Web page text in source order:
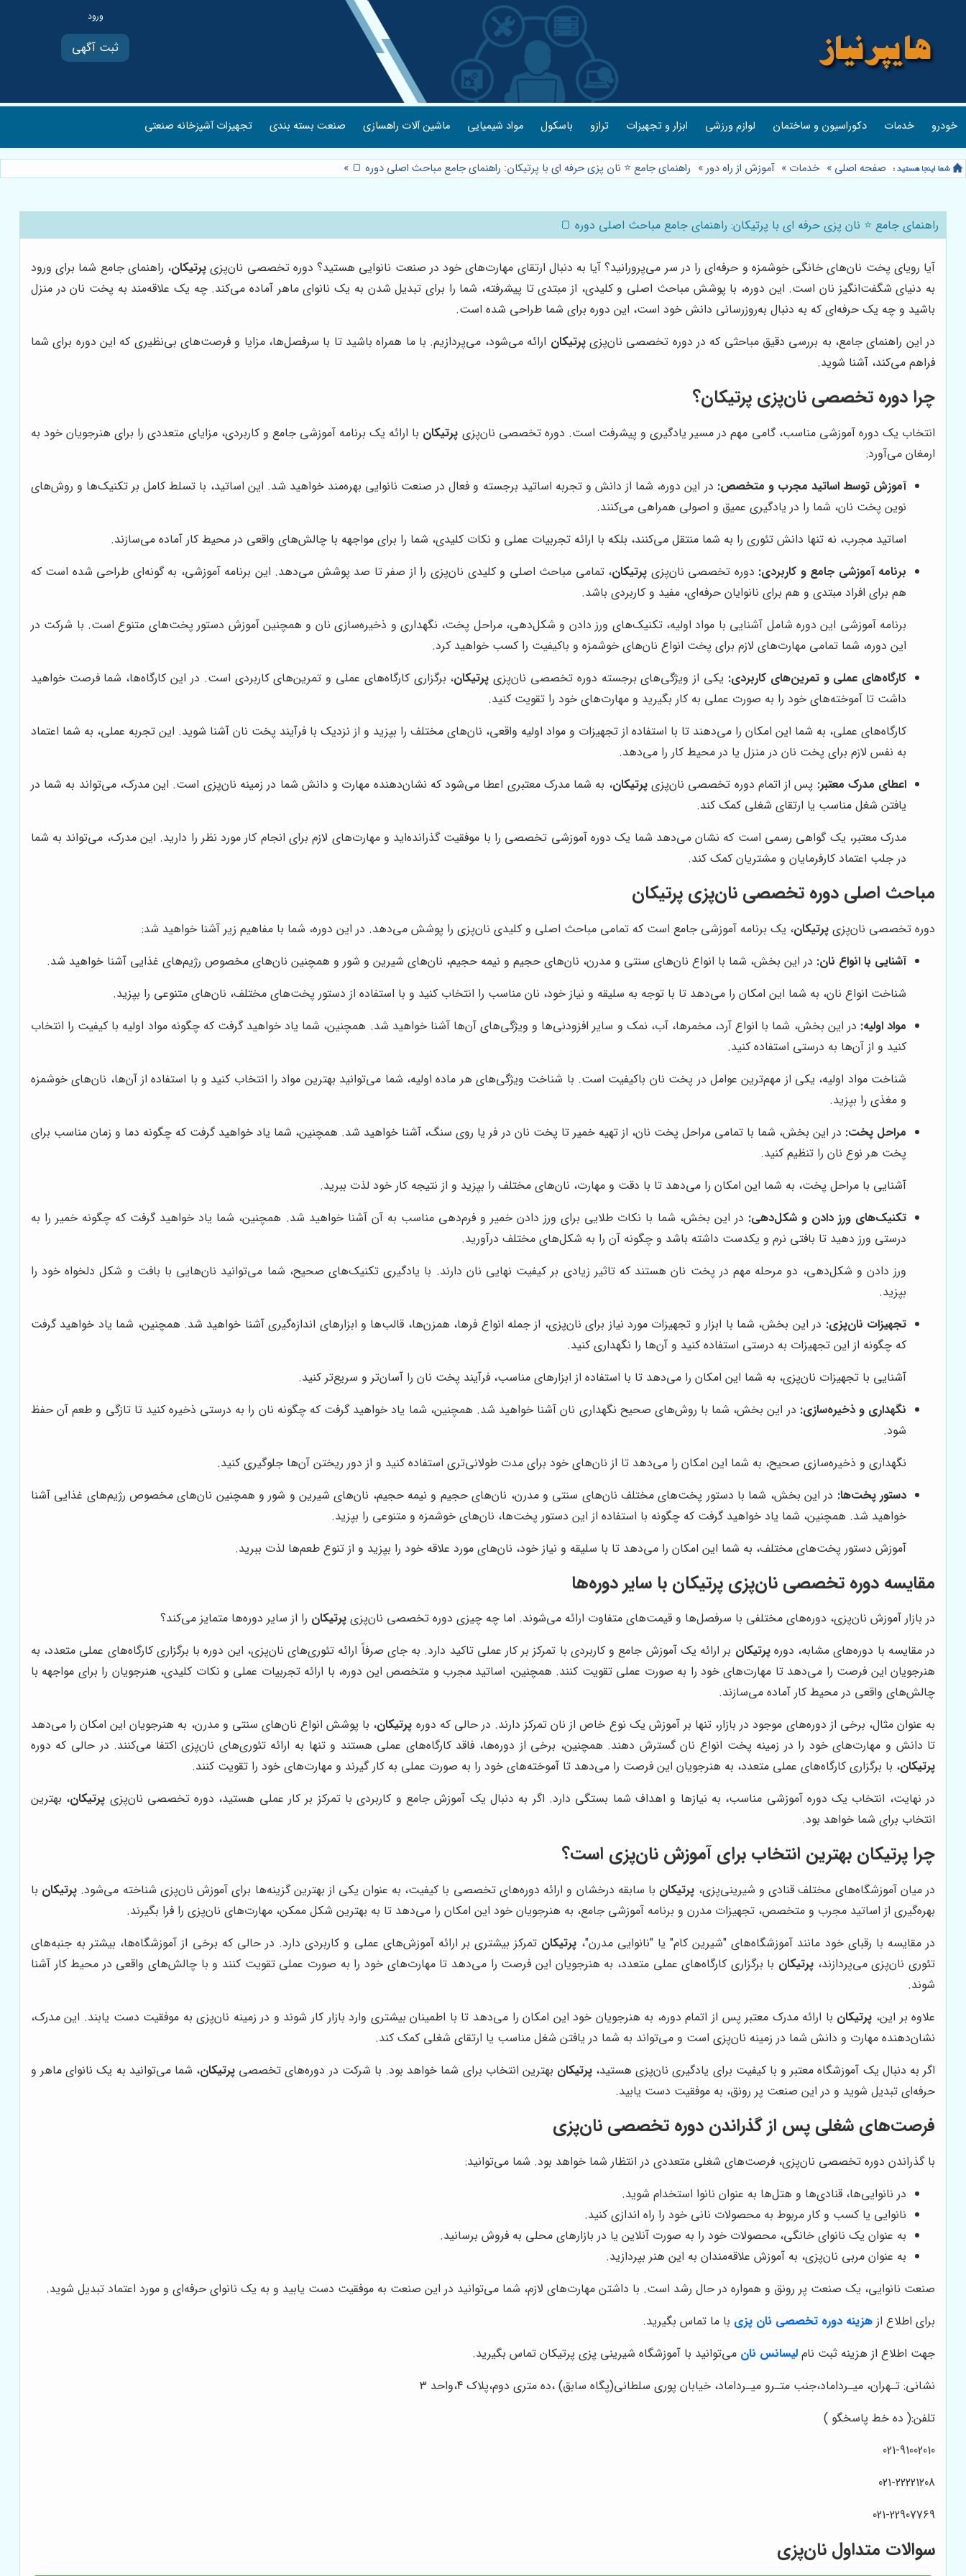
ثبت آگهی
خودرو خدمات دکوراسیون و ساختمان لوازم ورزشی ابزار و تجهیزات ترازو باسکول مواد شیمیایی ماشین آلات راهسازی صنعت بسته بندی تجهیزات آشپزخانه صنعتی
صفحه اصلی » خدمات » آموزش از راه دور» راهنمای جامع ⭐️ نان پزی حرفه ای با پرتیکان: راهنمای جامع مباحث اصلی دوره 🍞 »
راهنمای جامع ⭐️ نان پزی حرفه ای با پرتیکان: راهنمای جامع مباحث اصلی دوره 🍞
آیا رویای پخت نان‌های خانگی خوشمزه و حرفه‌ای را در سر می‌پرورانید؟ آیا به دنبال ارتقای مهارت‌های خود در صنعت نانوایی هستید؟ دوره تخصصی نان‌پزی پرتیکان، راهنمای جامع شما برای ورود
به دنیای شگفت‌انگیز نان است. این دوره، با پوشش مباحث اصلی و کلیدی، از مبتدی تا پیشرفته، شما را برای تبدیل شدن به یک نانوای ماهر آماده می‌کند. چه یک علاقه‌مند به پخت نان در منزل
باشید و چه یک حرفه‌ای که به دنبال به‌روزرسانی دانش خود است، این دوره برای شما طراحی شده است.
در این راهنمای جامع، به بررسی دقیق مباحثی که در دوره تخصصی نان‌پزیپرتیکان ارائه می‌شود، می‌پردازیم. با ما همراه باشید تا با سرفصل‌ها، مزایا و فرصت‌های بی‌نظیری که این دوره برای شما
فراهم می‌کند، آشنا شوید.
چرا دوره تخصصی نان‌پزی پرتیکان؟
انتخاب یک دوره آموزشی مناسب، گامی مهم در مسیر یادگیری و پیشرفت است. دوره تخصصی نان‌پزی پرتیکان با ارائه یک برنامه آموزشی جامع و کاربردی، مزایای متعددی را برای هنرجویان خود به
ارمغان می‌آورد:
آموزش توسط اساتید مجرب و متخصص: در این دوره، شما از دانش و تجربه اساتید برجسته و فعال در صنعت نانوایی بهره‌مند خواهید شد. این اساتید، با تسلط کامل بر تکنیک‌ها و روش‌های
نوین پخت نان، شما را در یادگیری عمیق و اصولی همراهی می‌کنند.
اساتید مجرب، نه تنها دانش تئوری را به شما منتقل می‌کنند، بلکه با ارائه تجربیات عملی و نکات کلیدی، شما را برای مواجهه با چالش‌های واقعی در محیط کار آماده می‌سازند.
برنامه آموزشی جامع و کاربردی: دوره تخصصی نان‌پزی پرتیکان، تمامی مباحث اصلی و کلیدی نان‌پزی را از صفر تا صد پوشش می‌دهد. این برنامه آموزشی، به گونه‌ای طراحی شده است که
هم برای افراد مبتدی و هم برای نانوایان حرفه‌ای، مفید و کاربردی باشد.
برنامه آموزشی این دوره شامل آشنایی با مواد اولیه، تکنیک‌های ورز دادن و شکل‌دهی، مراحل پخت، نگهداری و ذخیره‌سازی نان و همچنین آموزش دستور پخت‌های متنوع است. با شرکت در
این دوره، شما تمامی مهارت‌های لازم برای پخت انواع نان‌های خوشمزه و باکیفیت را کسب خواهید کرد.
کارگاه‌های عملی و تمرین‌های کاربردی: یکی از ویژگی‌های برجسته دوره تخصصی نان‌پزی پرتیکان، برگزاری کارگاه‌های عملی و تمرین‌های کاربردی است. در این کارگاه‌ها، شما فرصت خواهید
داشت تا آموخته‌های خود را به صورت عملی به کار بگیرید و مهارت‌های خود را تقویت کنید.
کارگاه‌های عملی، به شما این امکان را می‌دهند تا با استفاده از تجهیزات و مواد اولیه واقعی، نان‌های مختلف را بپزید و از نزدیک با فرآیند پخت نان آشنا شوید. این تجربه عملی، به شما اعتماد
به نفس لازم برای پخت نان در منزل یا در محیط کار را می‌دهد.
اعطای مدرک معتبر: پس از اتمام دوره تخصصی نان‌پزیپرتیکان، به شما مدرک معتبری اعطا می‌شود که نشان‌دهنده مهارت و دانش شما در زمینه نان‌پزی است. این مدرک، می‌تواند به شما در
یافتن شغل مناسب یا ارتقای شغلی کمک کند.
مدرک معتبر، یک گواهی رسمی است که نشان می‌دهد شما یک دوره آموزشی تخصصی را با موفقیت گذرانده‌اید و مهارت‌های لازم برای انجام کار مورد نظر را دارید. این مدرک، می‌تواند به شما
در جلب اعتماد کارفرمایان و مشتریان کمک کند.
مباحث اصلی دوره تخصصی نان‌پزی پرتیکان
دوره تخصصی نان‌پزی پرتیکان، یک برنامه آموزشی جامع است که تمامی مباحث اصلی و کلیدی نان‌پزی را پوشش می‌دهد. در این دوره، شما با مفاهیم زیر آشنا خواهید شد:
آشنایی با انواع نان: در این بخش، شما با انواع نان‌های سنتی و مدرن، نان‌های حجیم و نیمه حجیم، نان‌های شیرین و شور و همچنین نان‌های مخصوص رژیم‌های غذایی آشنا خواهید شد.
شناخت انواع نان، به شما این امکان را می‌دهد تا با توجه به سلیقه و نیاز خود، نان مناسب را انتخاب کنید و با استفاده از دستور پخت‌های مختلف، نان‌های متنوعی را بپزید.
مواد اولیه: در این بخش، شما با انواع آرد، مخمرها، آب، نمک و سایر افزودنی‌ها و ویژگی‌های آن‌ها آشنا خواهید شد. همچنین، شما یاد خواهید گرفت که چگونه مواد اولیه با کیفیت را انتخاب
کنید و از آن‌ها به درستی استفاده کنید.
شناخت مواد اولیه، یکی از مهم‌ترین عوامل در پخت نان باکیفیت است. با شناخت ویژگی‌های هر ماده اولیه، شما می‌توانید بهترین مواد را انتخاب کنید و با استفاده از آن‌ها، نان‌های خوشمزه
و مغذی را بپزید.
مراحل پخت: در این بخش، شما با تمامی مراحل پخت نان، از تهیه خمیر تا پخت نان در فر یا روی سنگ، آشنا خواهید شد. همچنین، شما یاد خواهید گرفت که چگونه دما و زمان مناسب برای
پخت هر نوع نان را تنظیم کنید.
آشنایی با مراحل پخت، به شما این امکان را می‌دهد تا با دقت و مهارت، نان‌های مختلف را بپزید و از نتیجه کار خود لذت ببرید.
تکنیک‌های ورز دادن و شکل‌دهی: در این بخش، شما با نکات طلایی برای ورز دادن خمیر و فرم‌دهی مناسب به آن آشنا خواهید شد. همچنین، شما یاد خواهید گرفت که چگونه خمیر را به
درستی ورز دهید تا بافتی نرم و یکدست داشته باشد و چگونه آن را به شکل‌های مختلف درآورید.
ورز دادن و شکل‌دهی، دو مرحله مهم در پخت نان هستند که تاثیر زیادی بر کیفیت نهایی نان دارند. با یادگیری تکنیک‌های صحیح، شما می‌توانید نان‌هایی با بافت و شکل دلخواه خود را
بپزید.
تجهیزات نان‌پزی: در این بخش، شما با ابزار و تجهیزات مورد نیاز برای نان‌پزی، از جمله انواع فرها، همزن‌ها، قالب‌ها و ابزارهای اندازه‌گیری آشنا خواهید شد. همچنین، شما یاد خواهید گرفت
که چگونه از این تجهیزات به درستی استفاده کنید و آن‌ها را نگهداری کنید.
آشنایی با تجهیزات نان‌پزی، به شما این امکان را می‌دهد تا با استفاده از ابزارهای مناسب، فرآیند پخت نان را آسان‌تر و سریع‌تر کنید.
نگهداری و ذخیره‌سازی: در این بخش، شما با روش‌های صحیح نگهداری نان آشنا خواهید شد. همچنین، شما یاد خواهید گرفت که چگونه نان را به درستی ذخیره کنید تا تازگی و طعم آن حفظ
شود.
نگهداری و ذخیره‌سازی صحیح، به شما این امکان را می‌دهد تا از نان‌های خود برای مدت طولانی‌تری استفاده کنید و از دور ریختن آن‌ها جلوگیری کنید.
دستور پخت‌ها: در این بخش، شما با دستور پخت‌های مختلف نان‌های سنتی و مدرن، نان‌های حجیم و نیمه حجیم، نان‌های شیرین و شور و همچنین نان‌های مخصوص رژیم‌های غذایی آشنا
خواهید شد. همچنین، شما یاد خواهید گرفت که چگونه با استفاده از این دستور پخت‌ها، نان‌های خوشمزه و متنوعی را بپزید.
آموزش دستور پخت‌های مختلف، به شما این امکان را می‌دهد تا با سلیقه و نیاز خود، نان‌های مورد علاقه خود را بپزید و از تنوع طعم‌ها لذت ببرید.
مقایسه دوره تخصصی نان‌پزی پرتیکان با سایر دوره‌ها
در بازار آموزش نان‌پزی، دوره‌های مختلفی با سرفصل‌ها و قیمت‌های متفاوت ارائه می‌شوند. اما چه چیزی دوره تخصصی نان‌پزی پرتیکان را از سایر دوره‌ها متمایز می‌کند؟
در مقایسه با دوره‌های مشابه، دورهپرتیکان بر ارائه یک آموزش جامع و کاربردی با تمرکز بر کار عملی تاکید دارد. به جای صرفاً ارائه تئوری‌های نان‌پزی، این دوره با برگزاری کارگاه‌های عملی متعدد، به
هنرجویان این فرصت را می‌دهد تا مهارت‌های خود را به صورت عملی تقویت کنند. همچنین، اساتید مجرب و متخصص این دوره، با ارائه تجربیات عملی و نکات کلیدی، هنرجویان را برای مواجهه با
چالش‌های واقعی در محیط کار آماده می‌سازند.
به عنوان مثال، برخی از دوره‌های موجود در بازار، تنها بر آموزش یک نوع خاص از نان تمرکز دارند. در حالی که دوره پرتیکان، با پوشش انواع نان‌های سنتی و مدرن، به هنرجویان این امکان را می‌دهد
تا دانش و مهارت‌های خود را در زمینه پخت انواع نان گسترش دهند. همچنین، برخی از دوره‌ها، فاقد کارگاه‌های عملی هستند و تنها به ارائه تئوری‌های نان‌پزی اکتفا می‌کنند. در حالی که دوره
پرتیکان، با برگزاری کارگاه‌های عملی متعدد، به هنرجویان این فرصت را می‌دهد تا آموخته‌های خود را به صورت عملی به کار گیرند و مهارت‌های خود را تقویت کنند.
در نهایت، انتخاب یک دوره آموزشی مناسب، به نیازها و اهداف شما بستگی دارد. اگر به دنبال یک آموزش جامع و کاربردی با تمرکز بر کار عملی هستید، دوره تخصصی نان‌پزی پرتیکان، بهترین
انتخاب برای شما خواهد بود.
چرا پرتیکان بهترین انتخاب برای آموزش نان‌پزی است؟
در میان آموزشگاه‌های مختلف قنادی و شیرینی‌پزی، پرتیکان با سابقه درخشان و ارائه دوره‌های تخصصی با کیفیت، به عنوان یکی از بهترین گزینه‌ها برای آموزش نان‌پزی شناخته می‌شود. پرتیکان با
بهره‌گیری از اساتید مجرب و متخصص، تجهیزات مدرن و برنامه آموزشی جامع، به هنرجویان خود این امکان را می‌دهد تا به بهترین شکل ممکن، مهارت‌های نان‌پزی را فرا بگیرند.
در مقایسه با رقبای خود مانند آموزشگاه‌های "شیرین کام" یا "نانوایی مدرن"، پرتیکان تمرکز بیشتری بر ارائه آموزش‌های عملی و کاربردی دارد. در حالی که برخی از آموزشگاه‌ها، بیشتر به جنبه‌های
تئوری نان‌پزی می‌پردازند، پرتیکان با برگزاری کارگاه‌های عملی متعدد، به هنرجویان این فرصت را می‌دهد تا مهارت‌های خود را به صورت عملی تقویت کنند و با چالش‌های واقعی در محیط کار آشنا
شوند.
علاوه بر این، پرتیکان با ارائه مدرک معتبر پس از اتمام دوره، به هنرجویان خود این امکان را می‌دهد تا با اطمینان بیشتری وارد بازار کار شوند و در زمینه نان‌پزی به موفقیت دست یابند. این مدرک،
نشان‌دهنده مهارت و دانش شما در زمینه نان‌پزی است و می‌تواند به شما در یافتن شغل مناسب یا ارتقای شغلی کمک کند.
اگر به دنبال یک آموزشگاه معتبر و با کیفیت برای یادگیری نان‌پزی هستید، پرتیکان بهترین انتخاب برای شما خواهد بود. با شرکت در دوره‌های تخصصی پرتیکان، شما می‌توانید به یک نانوای ماهر و
حرفه‌ای تبدیل شوید و در این صنعت پر رونق، به موفقیت دست یابید.
فرصت‌های شغلی پس از گذراندن دوره تخصصی نان‌پزی
با گذراندن دوره تخصصی نان‌پزی، فرصت‌های شغلی متعددی در انتظار شما خواهد بود. شما می‌توانید:
در نانوایی‌ها، قنادی‌ها و هتل‌ها به عنوان نانوا استخدام شوید.
نانوایی یا کسب و کار مربوط به محصولات نانی خود را راه اندازی کنید.
به عنوان یک نانوای خانگی، محصولات خود را به صورت آنلاین یا در بازارهای محلی به فروش برسانید.
به عنوان مربی نان‌پزی، به آموزش علاقه‌مندان به این هنر بپردازید.
صنعت نانوایی، یک صنعت پر رونق و همواره در حال رشد است. با داشتن مهارت‌های لازم، شما می‌توانید در این صنعت به موفقیت دست یابید و به یک نانوای حرفه‌ای و مورد اعتماد تبدیل شوید.
برای اطلاع از هزینه دوره تخصصی نان پزی با ما تماس بگیرید.
جهت اطلاع از هزینه ثبت نام لیسانس نان می‌توانید با آموزشگاه شیرینی پزی پرتیکان تماس بگیرید.
نشانی: تـهران، میـرداماد،جنب متـرو میـرداماد، خیابان پوری سلطانی(پگاه سابق) ،ده متری دوم،پلاک 4،واحد 3
تلفن:( ده خط پاسخگو )
021-91002010
021-22221208
021-22907769
سوالات متداول نان‌پزی